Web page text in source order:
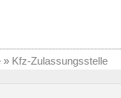
» Kfz-Zulassungsstelle